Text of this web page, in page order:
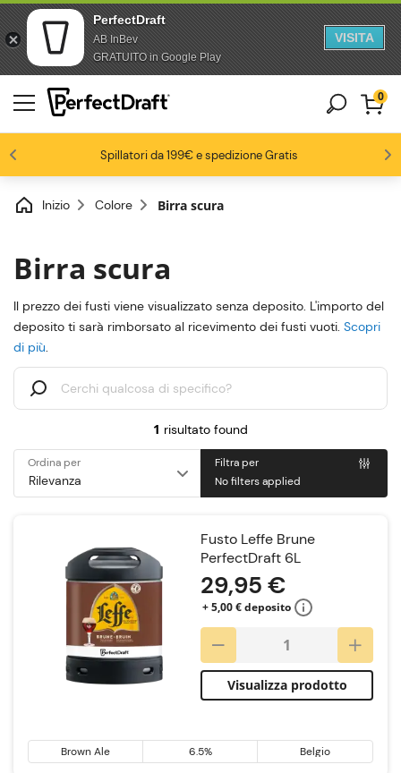
PerfectDraft
AB InBev
GRATUITO in Google Play
VISITA
Salta al contenuto
Passa al piè di pagina
Spillatori da 199€ e spedizione Gratis
-15% da 3 fusti, -20% da 6 fusti
Fino al -20% su una selezione di pack
Gli appassionati di birra ci amano
0
Inizio Colore Birra scura
Birra scura
Il prezzo dei fusti viene visualizzato senza deposito. L'importo del
deposito ti sarà rimborsato al ricevimento dei fusti vuoti. Scopri
di più.
1 risultato found
Ordina per
Filtra per
No filters applied
Fusto Leffe Brune
PerfectDraft 6L
29,95 €
+ 5,00 € deposito
Visualizza prodotto
Brown Ale 6.5% Belgio